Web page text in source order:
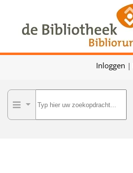
Skip to main content
Inloggen |